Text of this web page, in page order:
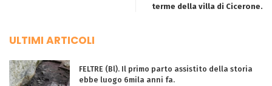
terme della villa di Cicerone.
ULTIMI ARTICOLI
FELTRE (Bl). Il primo parto assistito della storia
ebbe luogo 6mila anni fa.